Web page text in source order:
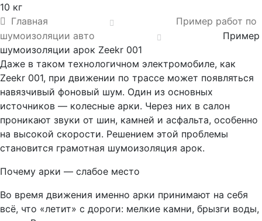
10 кг
Главная
Пример работ по
шумоизоляции авто
Пример
шумоизоляции арок Zeekr 001
Даже в таком технологичном электромобиле, как
Zeekr 001, при движении по трассе может появляться
навязчивый фоновый шум. Один из основных
источников — колесные арки. Через них в салон
проникают звуки от шин, камней и асфальта, особенно
на высокой скорости. Решением этой проблемы
становится грамотная шумоизоляция арок.
Почему арки — слабое место
Во время движения именно арки принимают на себя
всё, что «летит» с дороги: мелкие камни, брызги воды,